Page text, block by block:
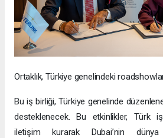
Ortaklık, Türkiye genelindeki
Bu iş birliği, Türkiye genelinde
desteklenecek. Bu etkinlikler, Türk
iletişim kurarak Dubai’nin